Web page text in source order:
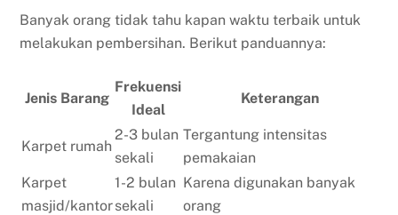
Banyak orang tidak tahu kapan waktu terbaik untuk
melakukan pembersihan. Berikut panduannya:
Jenis Barang
Frekuensi
Ideal
Keterangan
Karpet rumah
2-3 bulan
sekali
Tergantung intensitas
pemakaian
Karpet
masjid/kantor
1-2 bulan
sekali
Karena digunakan banyak
orang